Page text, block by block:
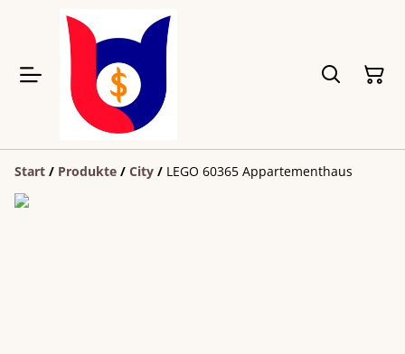
Start / Produkte / City / LEGO 60365 Appartementhaus